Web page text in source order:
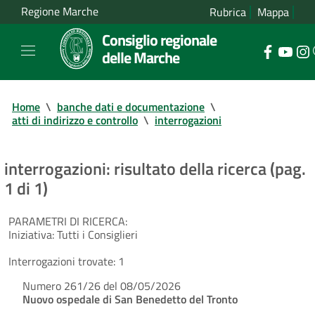
Regione Marche Rubrica Mappa
Consiglio regionale
delle Marche
Home \ banche dati e documentazione \
atti di indirizzo e controllo \ interrogazioni
interrogazioni: risultato della ricerca (pag.
1 di 1)
PARAMETRI DI RICERCA:
Iniziativa:Tutti i Consiglieri
Interrogazioni trovate: 1
Numero 261/26 del 08/05/2026
Nuovo ospedale di San Benedetto del Tronto